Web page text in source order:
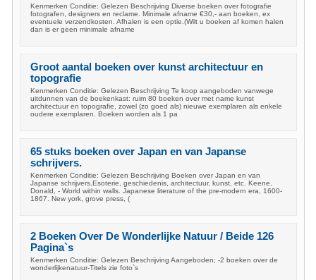
Kenmerken Conditie: Gelezen Beschrijving Diverse boeken over fotografie
fotografen, designers en reclame. Minimale afname €30,- aan boeken, ex
eventuele verzendkosten. Afhalen is een optie.(Wilt u boeken af komen halen
dan is er geen minimale afname
Groot aantal boeken over kunst architectuur en
topografie
Kenmerken Conditie: Gelezen Beschrijving Te koop aangeboden vanwege
uitdunnen van de boekenkast: ruim 80 boeken over met name kunst
architectuur en topografie, zowel (zo goed als) nieuwe exemplaren als enkele
oudere exemplaren. Boeken worden als 1 pa
65 stuks boeken over Japan en van Japanse
schrijvers.
Kenmerken Conditie: Gelezen Beschrijving Boeken over Japan en van
Japanse schrijvers.Esoterie, geschiedenis, architectuur, kunst, etc. Keene,
Donald, - World within walls. Japanese literature of the pre-modern era, 1600-
1867. New york, grove press, (
2 Boeken Over De Wonderlijke Natuur / Beide 126
Pagina`s
Kenmerken Conditie: Gelezen Beschrijving Aangeboden; -2 boeken over de
wonderlijkenatuur-Titels zie foto`s